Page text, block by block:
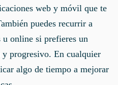
web y móvil que te
puedes recurrir a
u online si prefieres un
y progresivo. En cualquier
algo de tiempo a mejorar